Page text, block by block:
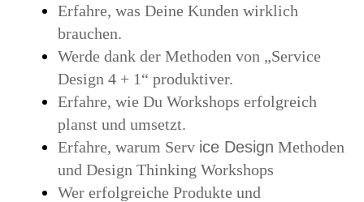
Erfahre, was Deine Kunden wirklich
brauchen.
Werde dank der Methoden von „Service
Design 4 + 1“ produktiver.
Erfahre, wie Du Workshops erfolgreich
planst und umsetzt.
Erfahre, warum Serv ice Design Methoden
und Design Thinking Workshops
Wer erfolgreiche Produkte und